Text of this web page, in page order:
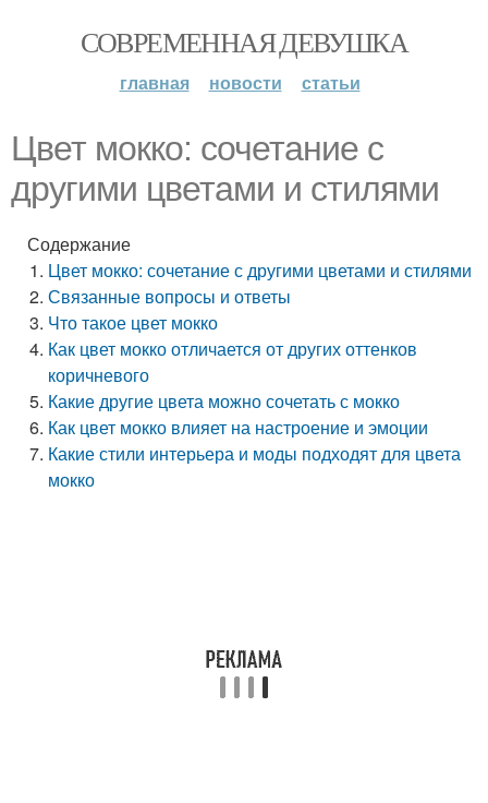
СОВРЕМЕННАЯ ДЕВУШКА
главная новости статьи
Цвет мокко: сочетание с
другими цветами и стилями
Содержание
Цвет мокко: сочетание с другими цветами и стилями
Связанные вопросы и ответы
Что такое цвет мокко
Как цвет мокко отличается от других оттенков
коричневого
Какие другие цвета можно сочетать с мокко
Как цвет мокко влияет на настроение и эмоции
Какие стили интерьера и моды подходят для цвета
мокко